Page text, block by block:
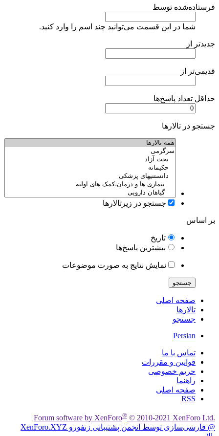
فرستاده‌شده توسط
شما در این قسمت می‌توانید چند اسم را وارد کنید.
جدیدتر از
قدیمی‌تر از
حداقل تعداد پاسخ‌ها
جستجو در تالارها
جستجو در زیرتالارها
بر اساس
تاریخ
بیشترین پاسخ‌ها
نمایش نتایج به صورت موضوعات
جستجو
صفحه اصلی
تالارها
جستجو
Persian
تماس با ما
قوانین و مقررات
حریم خصوصی
راهنما
صفحه اصلی
RSS
Forum software by XenForo® © 2010-2021 XenForo Ltd.
@ فارسی‌سازی توسط انجمن پشتیبانی زنفورو XenForo.XYZ